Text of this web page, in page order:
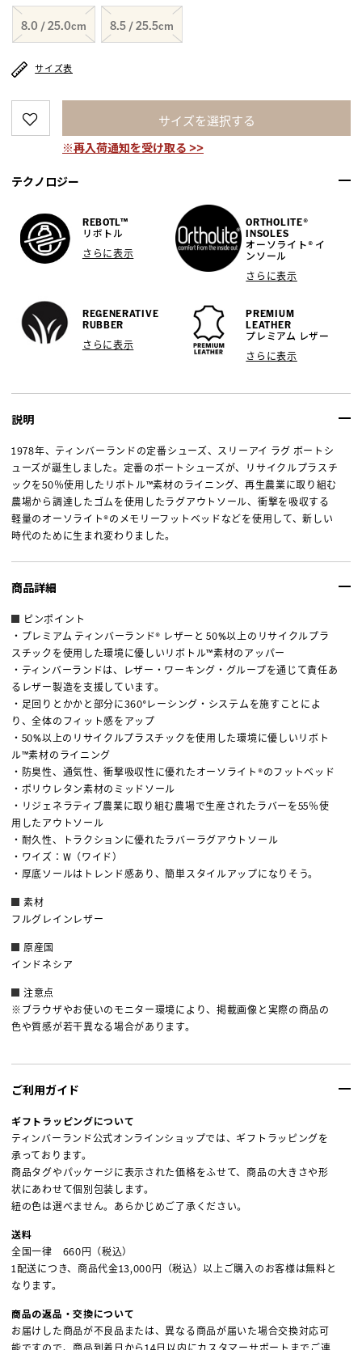
8.0 / 25.0cm 8.5 / 25.5cm
サイズ表
サイズを選択する
※再入荷通知を受け取る >>
テクノロジー
REBOTL™
リボトル
さらに表示
ORTHOLITE®
INSOLES
オーソライト® イ
ンソール
さらに表示
REGENERATIVE
RUBBER
さらに表示
PREMIUM
LEATHER
プレミアム レザー
さらに表示
説明
1978年、ティンバーランドの定番シューズ、スリーアイ ラグ ボートシ
ューズが誕生しました。定番のボートシューズが、リサイクルプラスチ
ックを50％使用したリボトル™素材のライニング、再生農業に取り組む
農場から調達したゴムを使用したラグアウトソール、衝撃を吸収する
軽量のオーソライト®のメモリーフットベッドなどを使用して、新しい
時代のために生まれ変わりました。
商品詳細
ピンポイント
・プレミアム ティンバーランド® レザーと 50%以上のリサイクルプラ
スチックを使用した環境に優しいリボトル™素材のアッパー
・ティンバーランドは、レザー・ワーキング・グループを通じて責任あ
るレザー製造を支援しています。
・足回りとかかと部分に360°レーシング・システムを施すことによ
り、全体のフィット感をアップ
・50%以上のリサイクルプラスチックを使用した環境に優しいリボト
ル™素材のライニング
・防臭性、通気性、衝撃吸収性に優れたオーソライト®のフットベッド
・ポリウレタン素材のミッドソール
・リジェネラティブ農業に取り組む農場で生産されたラバーを55％使
用したアウトソール
・耐久性、トラクションに優れたラバーラグアウトソール
・ワイズ：W（ワイド）
・厚底ソールはトレンド感あり、簡単スタイルアップになりそう。
素材
フルグレインレザー
原産国
インドネシア
注意点
※ブラウザやお使いのモニター環境により、掲載画像と実際の商品の
色や質感が若干異なる場合があります。
ご利用ガイド
ギフトラッピングについて
ティンバーランド公式オンラインショップでは、ギフトラッピングを
承っております。
商品タグやパッケージに表示された価格をふせて、商品の大きさや形
状にあわせて個別包装します。
紐の色は選べません。あらかじめご了承ください。
送料
全国一律 660円（税込）
1配送につき、商品代金13,000円（税込）以上ご購入のお客様は無料と
なります。
商品の返品・交換について
お届けした商品が不良品または、異なる商品が届いた場合交換対応可